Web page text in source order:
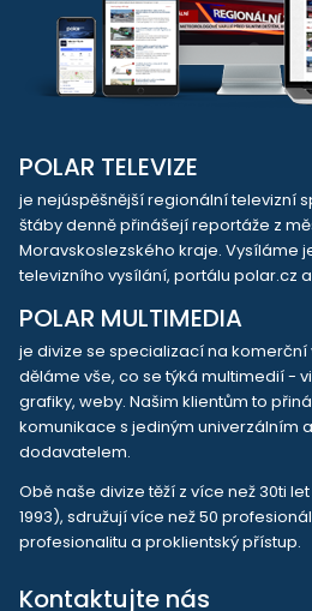
POLAR TELEVIZE
je nejúspěšnější regionální televizní
štáby denně přinášejí reportáže z
Moravskoslezského kraje. Vysíláme
televizního vysílání, portálu polar.cz
POLAR MULTIMEDIA
je divize se specializací na komerční
děláme vše, co se týká multimedií -
grafiky, weby. Našim klientům to
komunikace s jediným univerzálním
dodavatelem.
Obě naše divize těží z více než 30ti
1993), sdružují více než 50
profesionalitu a proklientský přístup.
Kontaktujte nás